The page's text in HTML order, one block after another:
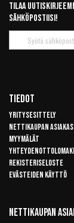
Tilaa
sähköpostiisi!
uutiskirje
Tiedot
Yritysesittely
Nettikaupan
Myymälät
Rekisteriseloste
Evästeiden käyttö
Nettikaupan